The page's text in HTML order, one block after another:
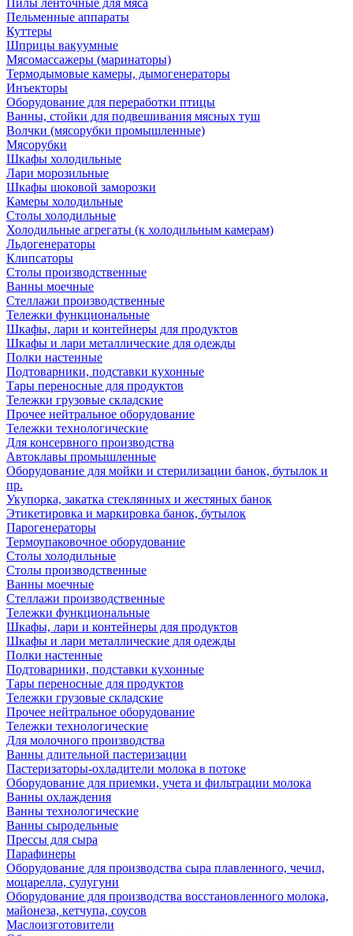
Пилы ленточные для мяса
Пельменные аппараты
Куттеры
Шприцы вакуумные
Мясомассажеры (маринаторы)
Термодымовые камеры, дымогенераторы
Инъекторы
Оборудование для переработки птицы
Ванны, стойки для подвешивания мясных туш
Волчки (мясорубки промышленные)
Мясорубки
Шкафы холодильные
Лари морозильные
Шкафы шоковой заморозки
Камеры холодильные
Столы холодильные
Холодильные агрегаты (к холодильным камерам)
Льдогенераторы
Клипсаторы
Столы производственные
Ванны моечные
Стеллажи производственные
Тележки функциональные
Шкафы, лари и контейнеры для продуктов
Шкафы и лари металлические для одежды
Полки настенные
Подтоварники, подставки кухонные
Тары переносные для продуктов
Тележки грузовые складские
Прочее нейтральное оборудование
Тележки технологические
Для консервного производства
Автоклавы промышленные
Оборудование для мойки и стерилизации банок, бутылок и
пр.
Укупорка, закатка стеклянных и жестяных банок
Этикетировка и маркировка банок, бутылок
Парогенераторы
Термоупаковочное оборудование
Столы холодильные
Столы производственные
Ванны моечные
Стеллажи производственные
Тележки функциональные
Шкафы, лари и контейнеры для продуктов
Шкафы и лари металлические для одежды
Полки настенные
Подтоварники, подставки кухонные
Тары переносные для продуктов
Тележки грузовые складские
Прочее нейтральное оборудование
Тележки технологические
Для молочного производства
Ванны длительной пастеризации
Пастеризаторы-охладители молока в потоке
Оборудование для приемки, учета и фильтрации молока
Ванны охлаждения
Ванны технологические
Ванны сыродельные
Прессы для сыра
Парафинеры
Оборудование для производства сыра плавленного, чечил,
моцарелла, сулугуни
Оборудование для производства восстановленного молока,
майонеза, кетчупа, соусов
Маслоизготовители